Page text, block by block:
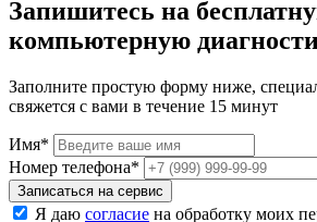
Запишитесь на
компьютерную
Заполните простую форму ниже,
свяжется с вами в течение 15 минут
Имя*
Номер телефона*
Записаться на сервис
Я даю согласие на обработку моих